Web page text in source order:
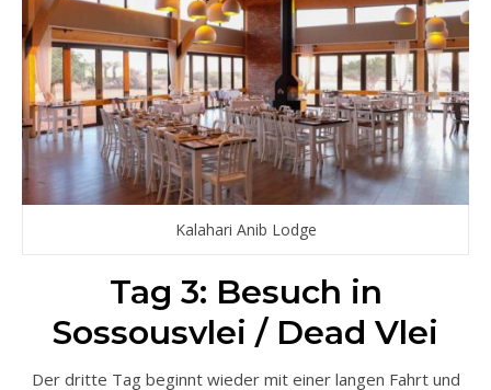
Kalahari Anib Lodge
Tag 3: Besuch in
Sossousvlei / Dead Vlei
Der dritte Tag beginnt wieder mit einer langen Fahrt und